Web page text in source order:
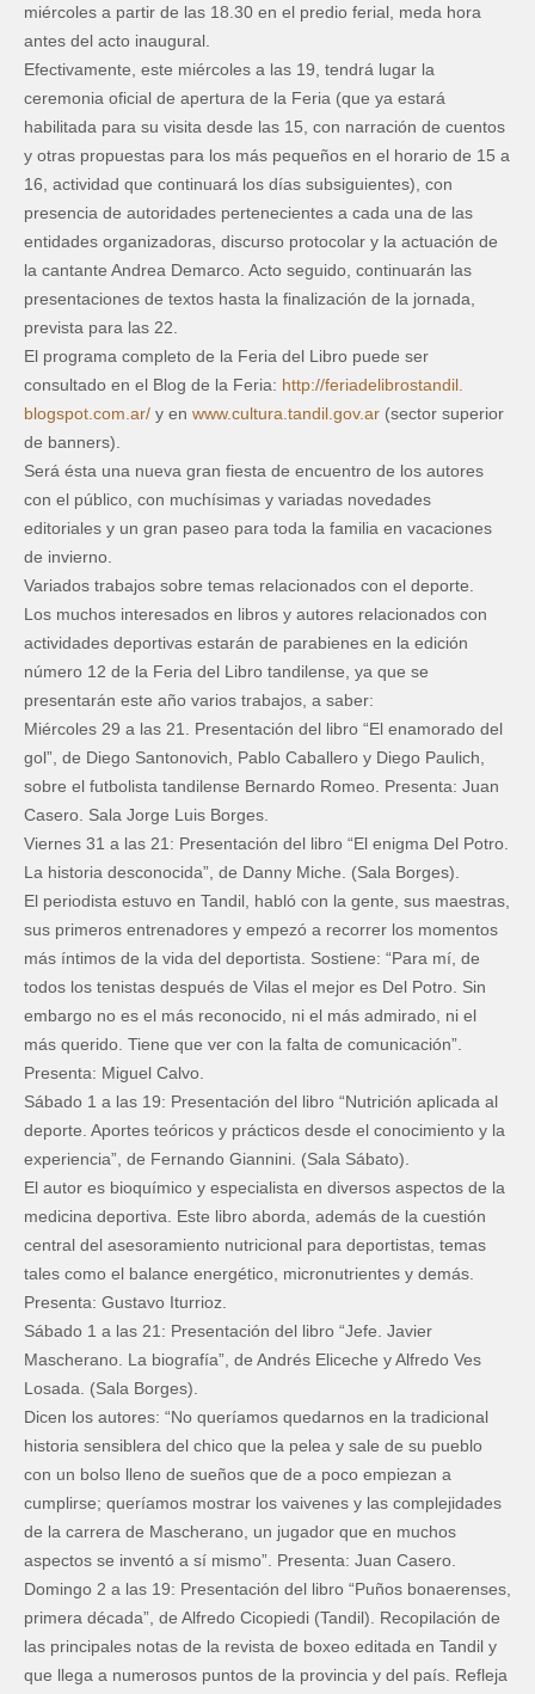
miércoles a partir de las 18.30 en el predio ferial, meda hora
antes del acto inaugural.
Efectivamente, este miércoles a las 19, tendrá lugar la
ceremonia oficial de apertura de la Feria (que ya estará
habilitada para su visita desde las 15, con narración de cuentos
y otras propuestas para los más pequeños en el horario de 15 a
16, actividad que continuará los días subsiguientes), con
presencia de autoridades pertenecientes a cada una de las
entidades organizadoras, discurso protocolar y la actuación de
la cantante Andrea Demarco. Acto seguido, continuarán las
presentaciones de textos hasta la finalización de la jornada,
prevista para las 22.
El programa completo de la Feria del Libro puede ser
consultado en el Blog de la Feria: http://feriadelibrostandil.
blogspot.com.ar/ y en www.cultura.tandil.gov.ar (sector superior
de banners).
Será ésta una nueva gran fiesta de encuentro de los autores
con el público, con muchísimas y variadas novedades
editoriales y un gran paseo para toda la familia en vacaciones
de invierno.
Variados trabajos sobre temas relacionados con el deporte.
Los muchos interesados en libros y autores relacionados con
actividades deportivas estarán de parabienes en la edición
número 12 de la Feria del Libro tandilense, ya que se
presentarán este año varios trabajos, a saber:
Miércoles 29 a las 21. Presentación del libro “El enamorado del
gol”, de Diego Santonovich, Pablo Caballero y Diego Paulich,
sobre el futbolista tandilense Bernardo Romeo. Presenta: Juan
Casero. Sala Jorge Luis Borges.
Viernes 31 a las 21: Presentación del libro “El enigma Del Potro.
La historia desconocida”, de Danny Miche. (Sala Borges).
El periodista estuvo en Tandil, habló con la gente, sus maestras,
sus primeros entrenadores y empezó a recorrer los momentos
más íntimos de la vida del deportista. Sostiene: “Para mí, de
todos los tenistas después de Vilas el mejor es Del Potro. Sin
embargo no es el más reconocido, ni el más admirado, ni el
más querido. Tiene que ver con la falta de comunicación”.
Presenta: Miguel Calvo.
Sábado 1 a las 19: Presentación del libro “Nutrición aplicada al
deporte. Aportes teóricos y prácticos desde el conocimiento y la
experiencia”, de Fernando Giannini. (Sala Sábato).
El autor es bioquímico y especialista en diversos aspectos de la
medicina deportiva. Este libro aborda, además de la cuestión
central del asesoramiento nutricional para deportistas, temas
tales como el balance energético, micronutrientes y demás.
Presenta: Gustavo Iturrioz.
Sábado 1 a las 21: Presentación del libro “Jefe. Javier
Mascherano. La biografía”, de Andrés Eliceche y Alfredo Ves
Losada. (Sala Borges).
Dicen los autores: “No queríamos quedarnos en la tradicional
historia sensiblera del chico que la pelea y sale de su pueblo
con un bolso lleno de sueños que de a poco empiezan a
cumplirse; queríamos mostrar los vaivenes y las complejidades
de la carrera de Mascherano, un jugador que en muchos
aspectos se inventó a sí mismo”. Presenta: Juan Casero.
Domingo 2 a las 19: Presentación del libro “Puños bonaerenses,
primera década”, de Alfredo Cicopiedi (Tandil). Recopilación de
las principales notas de la revista de boxeo editada en Tandil y
que llega a numerosos puntos de la provincia y del país. Refleja